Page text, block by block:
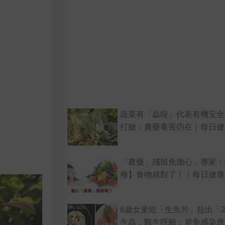
蔬菜有「蟲咬」代表有機安
打臉：農藥毒害仍在｜每日
「農藥」殘留免擔心，專家
種】食物就對了！｜每日健
8歲女童吃「生魚片」拉出「
生蟲，醫生呼籲：避免感染